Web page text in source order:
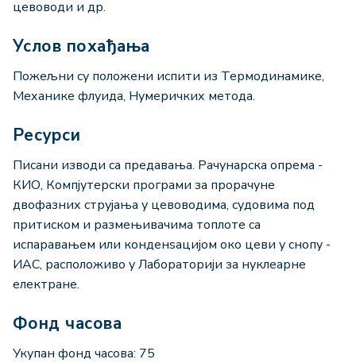
цевоводи и др.
Услов похађања
Пожељни су положени испити из Термодинамике,
Механике флуида, Нумеричких метода.
Ресурси
Писани изводи са предавања. Рачунарска опрема -
КИО, Компјутерски програми за прорачуне
двофазних струјања у цевоводима, судовима под
притиском и размењивачима топлоте са
испаравањем или конденѕацијом око цеви у снопу -
ИАС, расположиво у Лабораторији за нуклеарне
електране.
Фонд часова
Укупан фонд часова: 75